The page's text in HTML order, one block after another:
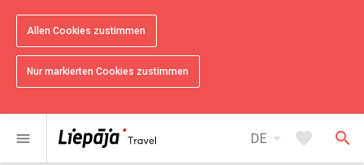
Allen Cookies zustimmen
Nur markierten Cookies zustimmen
menu DE arrow_drop_down favorite search
1 von 4
2 von 4
3 von 4
4 von 4
In der Nähe